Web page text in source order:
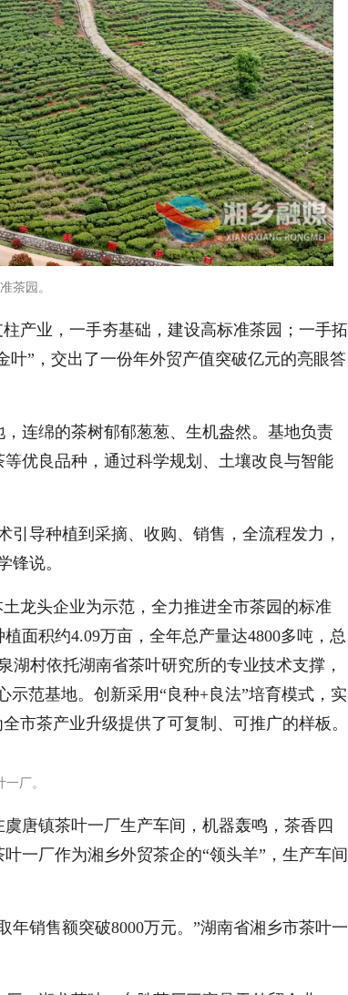
茶园。
产业，一手夯基础，建设高标准茶园；一手拓
叶”，交出了一份年外贸产值突破亿元的亮眼答
连绵的茶树郁郁葱葱、生机盎然。基地负责
优良品种，通过科学规划、土壤改良与智能
引导种植到采摘、收购、销售，全流程发力，
锋说。
龙头企业为示范，全力推进全市茶园的标准
面积约4.09万亩，全年总产量达4800多吨，总
湖村依托湖南省茶叶研究所的专业技术支撑，
示范基地。创新采用“良种+良法”培育模式，实
市茶产业升级提供了可复制、可推广的样板。
一厂。
唐镇茶叶一厂生产车间，机器轰鸣，茶香四
一厂作为湘乡外贸茶企的“领头羊”，生产车间
销售额突破8000万元。”湖南省湘乡市茶叶一